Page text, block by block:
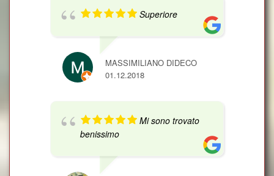
Superiore
MASSIMILIANO DIDECO
01.12.2018
Mi sono trovato
benissimo